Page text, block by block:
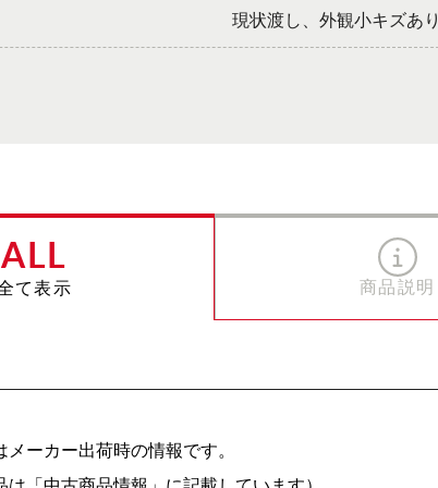
現状渡し、外観小キズあり
ALL
て表示 商品説明
メーカー出荷時の情報です。